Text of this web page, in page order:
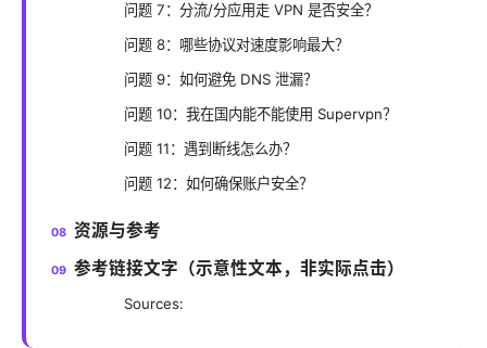
问题 7：分流/分应用走 VPN 是否安全？
问题 8：哪些协议对速度影响最大？
问题 9：如何避免 DNS 泄漏？
问题 10：我在国内能不能使用 Supervpn？
问题 11：遇到断线怎么办？
问题 12：如何确保账户安全？
资源与参考
参考链接文字（示意性文本，非实际点击）
Sources: